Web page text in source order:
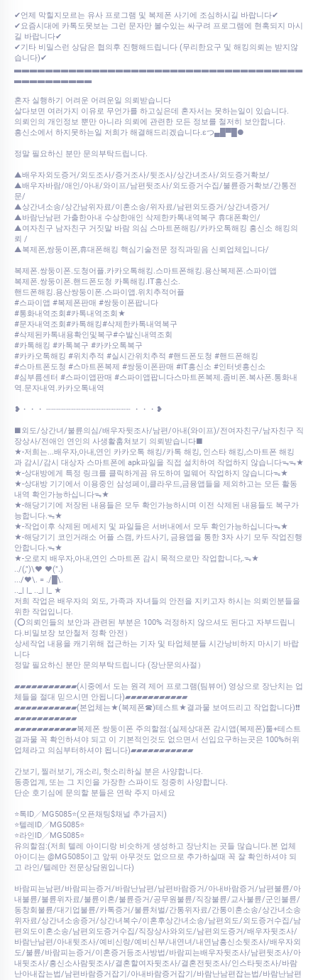
✔언제 막힐지모르는 유사 프로그램 및 복제폰 사기에 조심하시길 바랍니다✔
✔요즘시대에 카톡도못보는 그런 문자만 볼수있는 싸구려 프로그램에 현혹되지 마시
길 바랍니다✔
✔기타 비밀스런 상담은 협의후 진행해드립니다 (무리한요구 및 해킹의뢰는 받지않
습니다)✔
▃▃▃▃▃▃▃▃▃▃▃▃▃▃▃▃▃▃▃▃▃▃▃▃▃▃▃▃▃▃▃▃▃▃▃▃▃
▃▃▃▃▃▃▃▃▃▃
혼자 실행하기 어려운 어려운일 의뢰받습니다
살다보면 여러가지 이유로 무언가를 하고싶은데 혼자서는 못하는일이 있습니다.
의뢰인의 개인정보 뿐만 아니라 의뢰에 관련한 모든 정보를 철저히 보안합니다.
흥신소에서 하지못하는일 저희가 해결해드리겠습니다.εつ▄█▀█●
정말 필요하신 분만 문의부탁드립니다.
▲배우자외도증거/외도조사/증거조사/뒷조사/상간녀조사/외도증거확보/
▲배우자바람/애인/아내/와이프/남편뒷조사/외도증거수집/불륜증거확보/간통전
문/
▲상간녀소송/상간남위자료/이혼소송/위자료/남편외도증거/상간녀증거/
▲바람난남편 가출한아내 수상한애인 삭제한카톡내역복구 휴대폰확인/
▲여자친구 남자친구 거짓말 바람 의심 스마트폰해킹/카카오톡해킹 흥신소 해킹의
뢰 /
▲복제폰,쌍둥이폰,휴대폰해킹 핵심기술전문 정직과믿음 신뢰업체입니다/
복제폰.쌍둥이폰.도청어플.카카오톡해킹.스마트폰해킹.용산복제폰.스파이앱
복제폰.쌍둥이폰.핸드폰도청 카톡해킹.IT흥신소.
핸드폰해킹.용산쌍둥이폰.스파이앱.위치추적어플
#스파이앱 #복제폰판매 #쌍둥이폰팝니다
#통화내역조회#카톡내역조회★
#문자내역조회#카톡해킹#삭제한카톡내역복구
#삭제된카톡내용확인및복구#수발신내역조회
#카톡해킹 #카톡복구 #카카오톡복구
#카카오톡해킹 #위치추적 #실시간위치추적 #핸드폰도청 #핸드폰해킹
#스마트폰도청 #스마트폰복제 #쌍둥이폰판매 #IT흥신소 #인터넷흥신소
#심부름센터 #스파이앱판매 #스파이앱팝니다스마트폰복제.좀비폰.복사폰.통화내
역.문자내역.카카오톡내역
❥・・・ ┈┈┈┈┈┈┈┈┈┈┈┈┈┈┈┈┈ ・・・❥
■외도/상간녀/불륜의심/배우자뒷조사/남편/아내(와이프)/전여자친구/남자친구 직
장상사/전애인 연인의 사생활훔쳐보기 의뢰받습니다■
★-저희는...배우자,아내,연인 카카오톡 해킹/카톡 해킹, 인스타 해킹,스마트폰 해킹
과 감시/감시 대상자 스마트폰에 apk파일을 직접 설치하여 작업하지 않습니다ᯓᯓ★
★-상대방에게 특정 링크를 클릭하게끔 유도하여 멀웨어 작업하지 않습니다ᯓ★
★-상대방 기기에서 이용중인 삼성페이,클라우드,금융앱들을 제외하고는 모든 활동
내역 확인가능하십니다ᯓ★
★-해당기기에 저장된 내용들은 모두 확인가능하시며 이전 삭제된 내용들도 복구가
능합니다.ᯓ★
★-작업이후 삭제된 메세지 및 파일들은 서버내에서 모두 확인가능하십니다ᯓ★
★-해당기기 코인거래소 어플 스캠, 카드사기, 금융앱을 통한 3자 사기 모두 작업진행
안합니다.ᯓ★
★-오로지 배우자,아내,연인 스마트폰 감시 목적으로만 작업합니다,.ᯓ★
../(,")\♥ ♥(".)
.../♥\. = ./█\.
.._| |_ .._| |_ ★
저희 작업은 배우자의 외도, 가족과 자녀들의 안전을 지키고자 하시는 의뢰인분들을
위한 작업입니다.
(⭕의뢰인들의 보안과 관련된 부분은 100% 걱정하지 않으셔도 된다고 자부드립니
다.비밀보장 보안철저 정확 안전）
상세작업 내용을 캐기위해 접근하는 기자 및 타업체분들 시간낭비하지 마시기 바랍
니다
정말 필요하신 분만 문의부탁드립니다 (장난문의사절）
▰▰▰▰▰▰▰▰▰▰▰(시중에서 도는 원격 제어 프로그램(팀뷰어) 영상으로 장난치는 업
체들을 절대 믿으시면 안됩니다)▰▰▰▰▰▰▰▰▰▰▰
▰▰▰▰▰▰▰▰▰▰▰(본업체는★(복제폰☎)테스트★결과물 보여드리고 작업합니다)❗❗
▰▰▰▰▰▰▰▰▰▰▰
▰▰▰▰▰▰▰▰▰▰▰복제폰 쌍둥이폰 주의할점:(실제상대폰 감시앱(복제폰)툴+테스트
결과물 꼭 확인하셔야 되고 이 기본적인것도 없으면서 선입요구하는곳은 100%허위
업체라고 의심부터하셔야 됩니다)▰▰▰▰▰▰▰▰▰▰▰
간보기, 찔러보기, 개소리, 헛소리하실 분은 사양합니다.
동종업계, 또는 그 지인을 가장한 스파이도 정중히 사양합니다.
단순 호기심에 문의할 분들은 연락 주지 마세요
⭐톡ID╱MG5085⭐(오픈채팅$채널 추가금지)
⭐텔레ID╱MG5085⭐
⭐라인ID╱MG5085⭐
유의할점:(저희 텔레 아이디랑 비슷하게 생성하고 장난치는 곳들 많습니다.본 업체
아이디는 @MG5085이고 앞뒤 아무것도 없으므로 추가하실때 꼭 잘 확인하셔야 되
고 라인/텔레만 전문상담원입니다)
바람피는남편/바람피는증거/바람난남편/남편바람증거/아내바람증거/남편불륜/아
내불륜/불륜위자료/불륜이혼/불륜증거/공무원불륜/직장불륜/교사불륜/군인불륜/
동창회불륜/대기업불륜/카톡증거/불륜처벌/간통위자료/간통이혼소송/상간녀소송
위자료/상간녀소송증거/상간녀복수/이혼후상간녀소송/남편외도/외도증거수집/남
편외도이혼소송/남편외도증거수집/직장상사와외도/남편외도증거/배우자뒷조사/
바람난남편/아내뒷조사/예비신랑/예비신부/내연녀/내연남흥신소뒷조사/배우자외
도/불륜/바람피는증거/이혼증거등조사방법/바람피는배우자뒷조사/남편뒷조사/아
내뒷조사/흥신소사람뒷조사/결혼할여자뒷조사/결혼전뒷조사/인스타뒷조사/바람
난아내잡는법/남편바람증거잡기/아내바람증거잡기/바람난남편잡는법/바람난남편